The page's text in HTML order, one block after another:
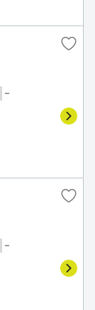
－
－